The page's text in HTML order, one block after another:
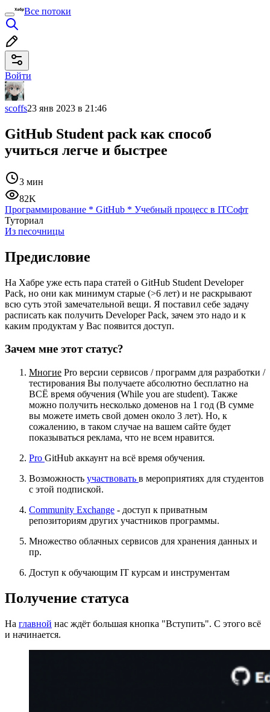
Все потоки
Войти
scoffs23 янв 2023 в 21:46
GitHub Student pack как способ
учиться легче и быстрее
3 мин
82K
Программирование * GitHub * Учебный процесс в ITСофт
Туториал
Из песочницы
Предисловие
На Хабре уже есть пара статей о GitHub Student Developer
Pack, но они как минимум старые (>6 лет) и не раскрывают
всю суть этой замечательной вещи. Я поставил себе задачу
расписать как получить Developer Pack, зачем это надо и к
каким продуктам у Вас появится доступ.
Зачем мне этот статус?
Многие Pro версии сервисов / программ для разработки /
тестирования Вы получаете абсолютно бесплатно на
ВСЁ время обучения (While you are student). Также
можно получить несколько доменов на 1 год (В сумме
вы можете иметь свой домен около 3 лет). Но, к
сожалению, в таком случае на вашем сайте будет
показываться реклама, что не всем нравится.
Pro GitHub аккаунт на всё время обучения.
Возможность участвовать в мероприятиях для студентов
с этой подпиской.
Community Exchange - доступ к приватным
репозиториям других участников программы.
Множество облачных сервисов для хранения данных и
пр.
Доступ к обучающим IT курсам и инструментам
Получение статуса
На главной нас ждёт большая кнопка "Вступить". С этого всё
и начинается.